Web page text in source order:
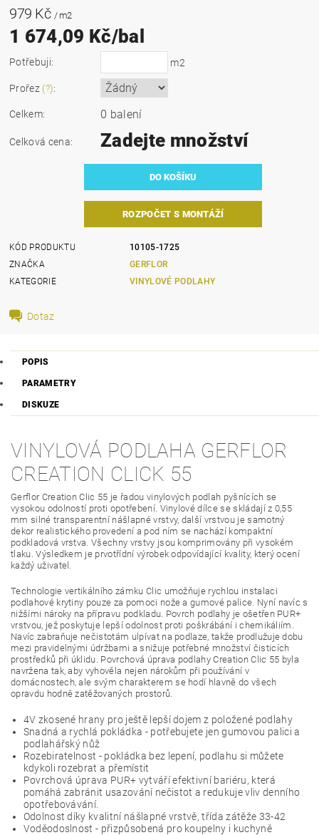
979 Kč / m2
1 674,09 Kč/bal
Potřebuji: m2
Prořez (?):
Celkem: 0 balení
Celková cena: Zadejte množství
ROZPOČET S MONTÁŽÍ
KÓD PRODUKTU
10105-1725
ZNAČKA
GERFLOR
KATEGORIE
VINYLOVÉ PODLAHY
Dotaz
POPIS
PARAMETRY
DISKUZE
VINYLOVÁ PODLAHA GERFLOR
CREATION CLICK 55
Gerflor Creation Clic 55 je řadou vinylových podlah pyšnících se
vysokou odolností proti opotřebení. Vinylové dílce se skládají z 0,55
mm silné transparentní nášlapné vrstvy, další vrstvou je samotný
dekor realistického provedení a pod ním se nachází kompaktní
podkladová vrstva. Všechny vrstvy jsou komprimovány při vysokém
tlaku. Výsledkem je prvotřídní výrobek odpovídající kvality, který ocení
každý uživatel.
Technologie vertikálního zámku Clic umožňuje rychlou instalaci
podlahové krytiny pouze za pomoci nože a gumové palice. Nyní navíc s
nižšími nároky na přípravu podkladu. Povrch podlahy je ošetřen PUR+
vrstvou, jež poskytuje lepší odolnost proti poškrábání i chemikáliím.
Navíc zabraňuje nečistotám ulpívat na podlaze, takže prodlužuje dobu
mezi pravidelnými údržbami a snižuje potřebné množství čisticích
prostředků při úklidu. Povrchová úprava podlahy Creation Clic 55 byla
navržena tak, aby vyhověla nejen nárokům při používání v
domácnostech, ale svým charakterem se hodí hlavně do všech
opravdu hodně zatěžovaných prostorů.
4V zkosené hrany pro ještě lepší dojem z položené podlahy
Snadná a rychlá pokládka - potřebujete jen gumovou palici a
podlahářský nůž
Rozebiratelnost - pokládka bez lepení, podlahu si můžete
kdykoli rozebrat a přemístit
Povrchová úprava PUR+ vytváří efektivní bariéru, která
pomáhá zabránit usazování nečistot a redukuje vliv denního
opotřebovávání.
Odolnost díky kvalitní nášlapné vrstvě, třída zátěže 33-42
Voděodoslnost - přizpůsobená pro koupelny i kuchyně